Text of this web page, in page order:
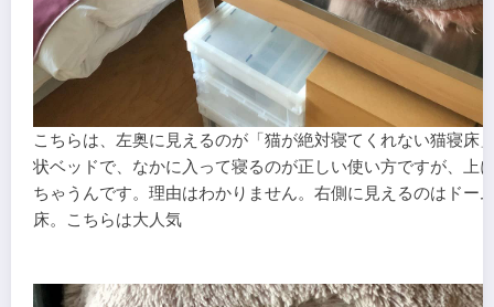
こちらは、左奥に見えるのが「猫が絶対寝てくれない猫寝床
状ベッドで、なかに入って寝るのが正しい使い方ですが、上
ちゃうんです。理由はわかりません。右側に見えるのはドー
床。こちらは大人気